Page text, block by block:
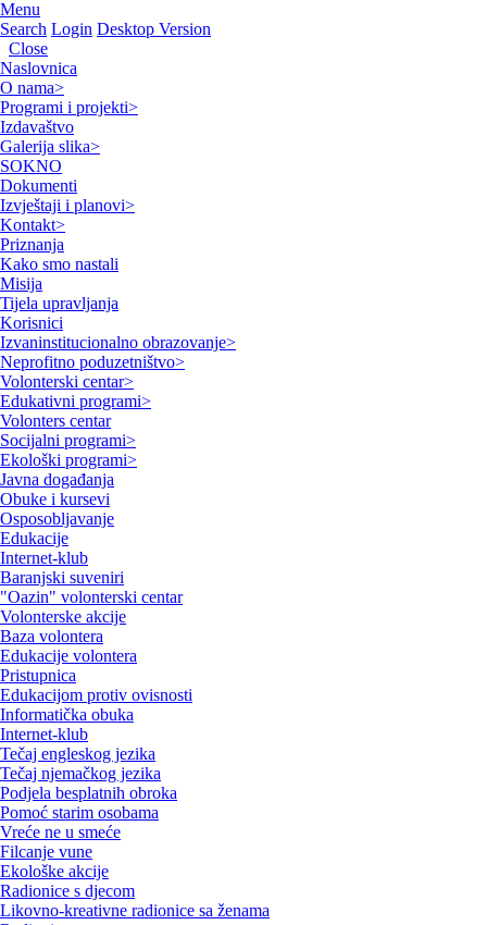
Menu
Search Login Desktop Version
Close
Naslovnica
O nama>
Programi i projekti>
Izdavaštvo
Galerija slika>
SOKNO
Dokumenti
Izvještaji i planovi>
Kontakt>
Priznanja
Kako smo nastali
Misija
Tijela upravljanja
Korisnici
Izvaninstitucionalno obrazovanje>
Neprofitno poduzetništvo>
Volonterski centar>
Edukativni programi>
Volonters centar
Socijalni programi>
Ekološki programi>
Javna događanja
Obuke i kursevi
Osposobljavanje
Edukacije
Internet-klub
Baranjski suveniri
"Oazin" volonterski centar
Volonterske akcije
Baza volontera
Edukacije volontera
Pristupnica
Edukacijom protiv ovisnosti
Informatička obuka
Internet-klub
Tečaj engleskog jezika
Tečaj njemačkog jezika
Podjela besplatnih obroka
Pomoć starim osobama
Vreće ne u smeće
Filcanje vune
Ekološke akcije
Radionice s djecom
Likovno-kreativne radionice sa ženama